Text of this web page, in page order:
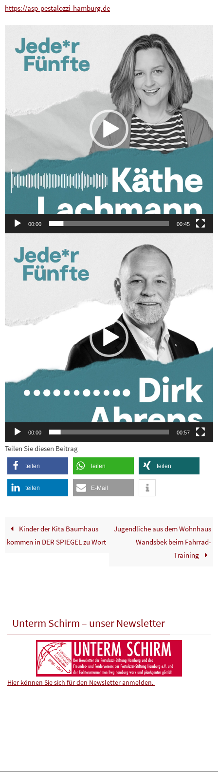
https://asp-pestalozzi-hamburg.de
00:00 00:45
00:00 00:57
Teilen Sie diesen Beitrag
teilen teilen teilen
teilen E-Mail
Kinder der Kita Baumhaus
kommen in DER SPIEGEL zu Wort
Jugendliche aus dem Wohnhaus
Wandsbek beim Fahrrad-
Training
Unterm Schirm – unser Newsletter
Hier können Sie sich für den Newsletter anmelden.